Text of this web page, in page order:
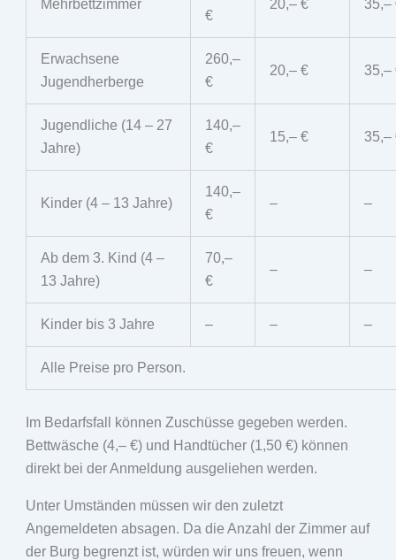
Mehrbettzimmer
€
20,– € 35,–
Erwachsene
Jugendherberge
260,–
€
20,– € 35,–
Jugendliche (14 – 27
Jahre)
140,–
€
15,– € 35,–
Kinder (4 – 13 Jahre)
140,–
€
– –
Ab dem 3. Kind (4 –
13 Jahre)
70,–
€
– –
Kinder bis 3 Jahre – – –
Alle Preise pro Person.
Im Bedarfsfall können Zuschüsse gegeben werden.
Bettwäsche (4,– €) und Handtücher (1,50 €) können
direkt bei der Anmeldung ausgeliehen werden.
Unter Umständen müssen wir den zuletzt
Angemeldeten absagen. Da die Anzahl der Zimmer auf
der Burg begrenzt ist, würden wir uns freuen, wenn